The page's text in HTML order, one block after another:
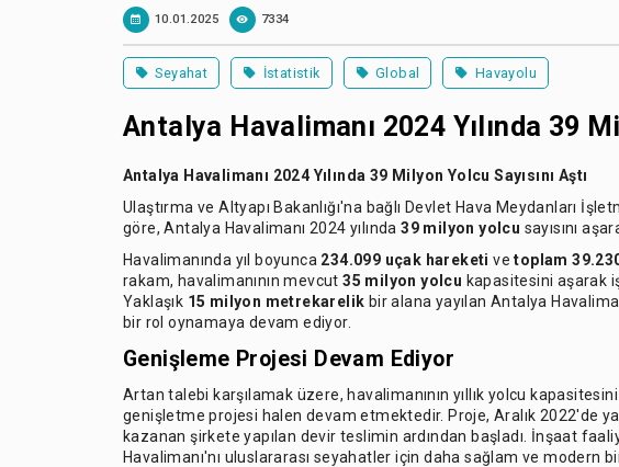
10.01.2025 7334
Seyahat İstatistik Global Havayolu
Antalya Havalimanı 2024 Yılında 39
Antalya Havalimanı 2024 Yılında 39 Milyon Yolcu Sayısını Aştı
Ulaştırma ve Altyapı Bakanlığı'na bağlı Devlet Hava Meydanları
göre, Antalya Havalimanı 2024 yılında39 milyon yolcu sayısını
Havalimanında yıl boyunca 234.099 uçak hareketi vetoplam
rakam, havalimanının mevcut35 milyon yolcu kapasitesini aşarak
Yaklaşık 15 milyon metrekarelik bir alana yayılan Antalya
bir rol oynamaya devam ediyor.
Genişleme Projesi Devam Ediyor
Artan talebi karşılamak üzere, havalimanının yıllık yolcu kapasitesini
genişletme projesi halen devam etmektedir. Proje, Aralık 2022'de
kazanan şirkete yapılan devir teslimin ardından başladı. İnşaat
Havalimanı'nı uluslararası seyahatler için daha sağlam ve modern